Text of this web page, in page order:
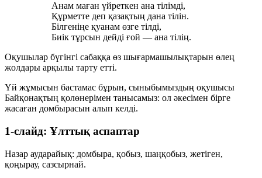
Анам маған үйреткен ана тілімді,
Құрметте деп қазақтың дана тілін.
Білгеніңе қуанам өзге тілді,
Биік тұрсын дейді ғой — ана тілің.
Оқушылар бүгінгі сабаққа өз шығармашылықтарын өлең
жолдары арқылы тарту етті.
Үй жұмысын бастамас бұрын, сыныбымыздың оқушысы
Байқонақтың қолөнерімен танысамыз: ол әкесімен бірге
жасаған домбырасын алып келді.
1-слайд: Ұлттық аспаптар
Назар аударайық: домбыра, қобыз, шаңқобыз, жетіген,
қоңырау, сазсырнай.